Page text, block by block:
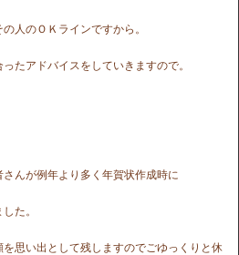
人のＯＫラインですから。
たアドバイスをしていきますので。
んが例年より多く年賀状作成時に
た。
思い出として残しますのでごゆっくりと休